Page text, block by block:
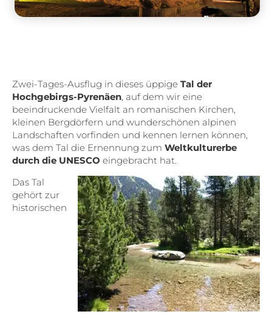
Zwei-Tages-Ausflug in dieses üppige Tal der
Hochgebirgs-Pyrenäen, auf dem wir eine
beeindruckende Vielfalt an romanischen Kirchen,
kleinen Bergdörfern und wunderschönen alpinen
Landschaften vorfinden und kennen lernen können,
was dem Tal die Ernennung zum Weltkulturerbe
durch die UNESCO eingebracht hat.
Das Tal
gehört zur
historischen